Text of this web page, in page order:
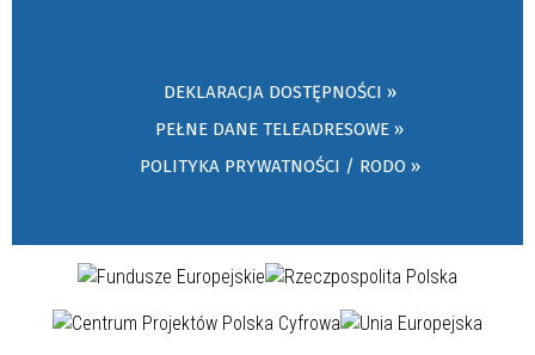
DEKLARACJA DOSTĘPNOŚCI »
PEŁNE DANE TELEADRESOWE »
POLITYKA PRYWATNOŚCI / RODO »